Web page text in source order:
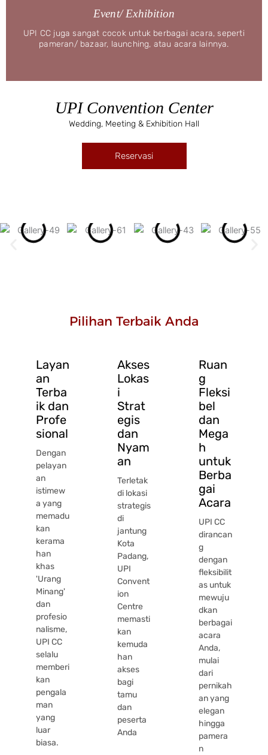
Event/ Exhibition
UPI CC juga sangat cocok untuk berbagai acara, seperti
pameran/ bazaar, launching, atau acara lainnya.
UPI Convention Center
Wedding, Meeting & Exhibition Hall
Reservasi
Pilihan Terbaik Anda
Layan
an
Terba
ik dan
Profe
sional
Dengan
pelayan
an
istimew
a yang
memadu
kan
kerama
han
khas
'Urang
Minang'
dan
profesio
nalisme,
UPI CC
selalu
memberi
kan
pengala
man
yang
luar
biasa.
Akses
Lokas
i
Strat
egis
dan
Nyam
an
Terletak
di lokasi
strategis
di
jantung
Kota
Padang,
UPI
Convent
ion
Centre
memasti
kan
kemuda
han
akses
bagi
tamu
dan
peserta
Anda
Ruan
g
Fleksi
bel
dan
Mega
h
untuk
Berba
gai
Acara
UPI CC
dirancan
g
dengan
fleksibilit
as untuk
mewuju
dkan
berbagai
acara
Anda,
mulai
dari
pernikah
an yang
elegan
hingga
pamera
n